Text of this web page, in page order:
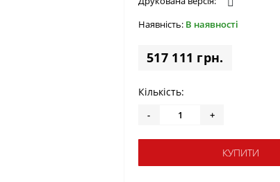
Наявність: В наявності
517 111 грн.
Кількість:
- +
КУПИТИ